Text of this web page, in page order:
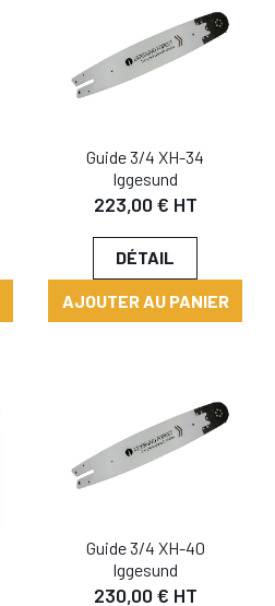
Guide 3/4 XH-34
Iggesund
223,00 € HT
DÉTAIL
AJOUTER AU PANIER
Guide 3/4 XH-40
Iggesund
230,00 € HT